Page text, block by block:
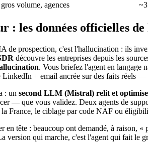
volume, agences
: les données officielles
de prospection, c'est l'hallucination : ils
découvre les entreprises depuis les
. Vous briefez l'agent en
LinkedIn + email ancrée sur des faits réels —
: un second LLM (Mistral) relit et optimise
— que vous validez. Deux agents de
France, le ciblage par code NAF ou
en tête : beaucoup ont demandé, à raison,
version qui marche, c'est l'agent qui fait